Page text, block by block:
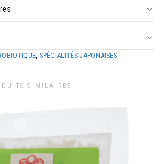
, SPÉCIALITÉS JAPONAISES
SIMILAIRES